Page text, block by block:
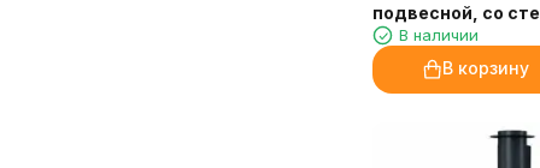
подвесной, со
чёрный (Traforart)
В наличии
В корзину